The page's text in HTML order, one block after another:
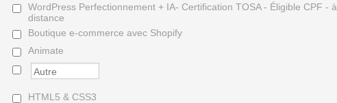
WordPress Perfectionnement + IA- Certification TOSA - Éligible CPF - à
distance
Boutique e-commerce avec Shopify
Animate
HTML5 & CSS3